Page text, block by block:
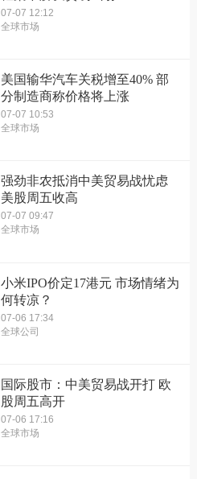
07-07 12:12
全球市场
美国输华汽车关税增至40% 部
分制造商称价格将上涨
07-07 10:53
全球市场
强劲非农抵消中美贸易战忧虑
美股周五收高
07-07 09:47
全球市场
小米IPO价定17港元 市场情绪为
何转凉？
07-06 17:34
全球公司
国际股市：中美贸易战开打 欧
股周五高开
07-06 17:16
全球市场